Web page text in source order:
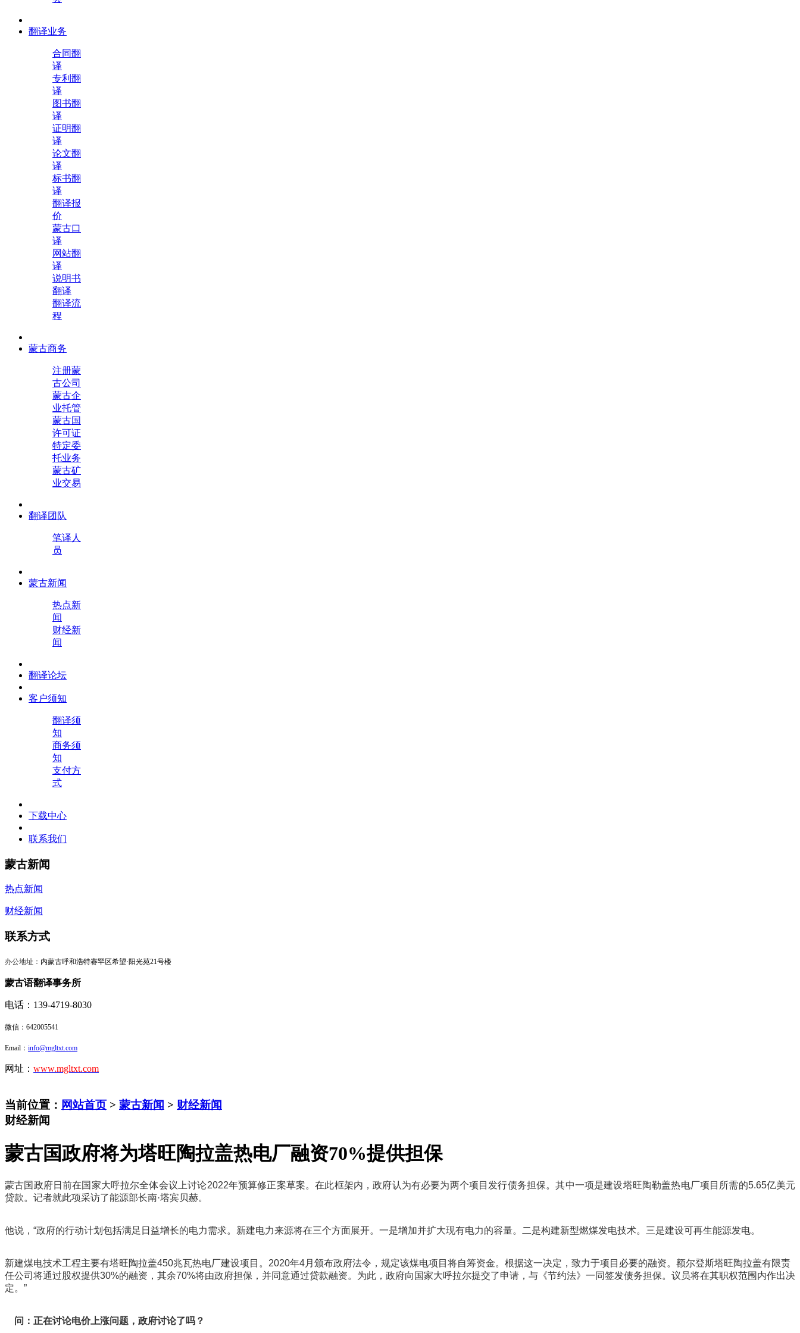
翻译业务
合同翻
译
专利翻
译
图书翻
译
证明翻
译
论文翻
译
标书翻
译
翻译报
价
蒙古口
译
网站翻
译
说明书
翻译
翻译流
程
蒙古商务
注册蒙
古公司
蒙古企
业托管
蒙古国
许可证
特定委
托业务
蒙古矿
业交易
翻译团队
笔译人
员
蒙古新闻
热点新
闻
财经新
闻
翻译论坛
客户须知
翻译须
知
商务须
知
支付方
式
下载中心
联系我们
蒙古新闻
热点新闻
财经新闻
联系方式
办公地址： 内蒙古呼和浩特赛罕区希望·阳光苑21号楼
蒙古语翻译事务所
电话：139-4719-8030
微信： 642005541
Email： info@mgltxt.com
网址： www.mgltxt.com
当前位置： 网站首页 > 蒙古新闻 > 财经新闻
财经新闻
蒙古国政府将为塔旺陶拉盖热电厂融资70%提供担保
蒙古国 政府日前在 国 家大呼拉尔全体会议上讨论2022年预算修正案草案。在此框架内 ，政府认为有必要为两个项 目发行债务担保。其中一项是建设塔旺陶勒盖热电厂项 目所需的5.65亿美元
贷款。 记者就此项采访了能源部长南·塔宾贝赫。
他说 ， “政府的行动计划 包括满足日益增长的电力需求。新建电力来源将在三个方面展开。一是增加并扩大现有电力的容量。二是构建新型燃煤发电技术。三是建设可再生能源发电。
新建煤电技术工程主要有塔旺陶拉盖450兆瓦热电厂 建设项 目。 2020年4月 颁布政府法令， 规定该煤电项 目 将自筹资金。根据这一决定，致力于项 目必要的融资。 额尔登斯塔旺陶拉盖有限责
任公司 将通过股权提供30%的融资 ，其余70%将由政府担保， 并 同意通过贷款融资。 为此，政府向 国家大呼拉尔提交了申请 ， 与 《节约法》一同 签发债务担保。 议员将在其职权范围内作出决
定。 ”
问 ：正在讨论电价上涨问题 ，政府讨论了吗 ？